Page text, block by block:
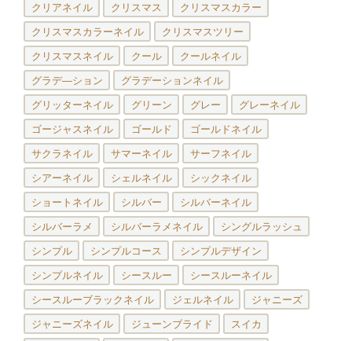
クリアネイル クリスマス クリスマスカラー
クリスマスカラーネイル クリスマスツリー
クリスマスネイル クール クールネイル
グラデ―ション グラデーションネイル
グリッターネイル グリーン グレー グレーネイル
ゴージャスネイル ゴールド ゴールドネイル
サクラネイル サマーネイル サーフネイル
シアーネイル シェルネイル シックネイル
ショートネイル シルバー シルバーネイル
シルバーラメ シルバーラメネイル シングルラッシュ
シンプル シンプルコース シンプルデザイン
シンプルネイル シースルー シースルーネイル
シースルーブラックネイル ジェルネイル ジャニーズ
ジャニーズネイル ジューンブライド スイカ